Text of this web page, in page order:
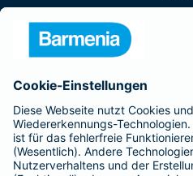
Barmenia ist Teil der
BELIEBTE
Kranken-